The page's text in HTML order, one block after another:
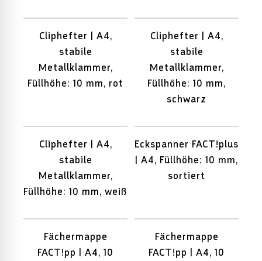
Cliphefter | A4,
stabile
Metallklammer,
Füllhöhe: 10 mm, rot
Cliphefter | A4,
stabile
Metallklammer,
Füllhöhe: 10 mm,
schwarz
Cliphefter | A4,
stabile
Metallklammer,
Füllhöhe: 10 mm, weiß
Eckspanner FACT!plus
| A4, Füllhöhe: 10 mm,
sortiert
Fächermappe
FACT!pp | A4, 10
Fächermappe
FACT!pp | A4, 10